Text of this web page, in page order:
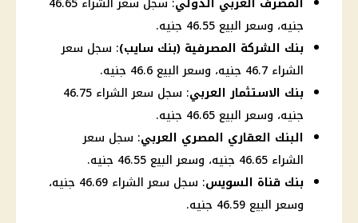
جنيه، وسعر البيع 46.55 جنيه.
بنك الشركة المصرفية (بنك سايب): سجل سعر
الشراء 46.7 جنيه، وسعر البيع 46.6 جنيه.
بنك الاستثمار العربي
: سجل سعر الشراء 46.75
جنيه، وسعر البيع 46.65 جنيه.
البنك العقاري المصري العربي: سجل سعر
الشراء 46.65 جنيه، وسعر البيع 46.55 جنيه.
بنك قناة السويس
: سجل سعر الشراء 46.69 جنيه،
وسعر البيع 46.59 جنيه.